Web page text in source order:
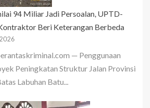
94 Miliar Jadi Persoalan, UPTD-
Beri Keterangan Berbeda
— Penggunaan
Peningkatan Struktur Jalan Provinsi
Labuhan Batu...